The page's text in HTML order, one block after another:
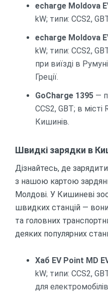
echarge Moldova
kW; типи: CCS2,
echarge Moldova
kW; типи: CCS2,
при виїзді в
Греції.
GoCharge 1395 —
CCS2, GBT; в
Кишинів.
Швидкі зарядки в
Дізнайтесь, де
з нашою картою
Молдові. У Кишиневі
швидких станцій — вони
та головних
деяких популярних
Хаб EV Point MD
kW; типи: CCS2,
для